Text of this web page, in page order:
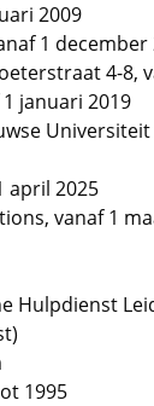
2009
1 december
4-8,
januari 2019
Universiteit
april 2025
vanaf 1
Hulpdienst
1995